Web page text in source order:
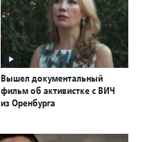
Вышел документальный
фильм об активистке с ВИЧ
из Оренбурга